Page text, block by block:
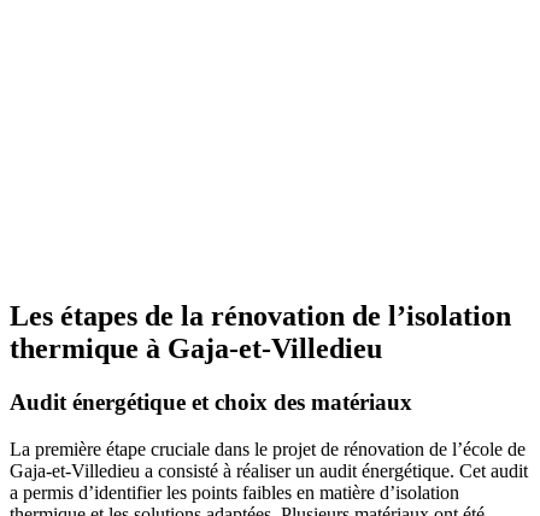
Les étapes de la rénovation de l’isolation
thermique à Gaja-et-Villedieu
Audit énergétique et choix des matériaux
La première étape cruciale dans le projet de rénovation de l’école de
Gaja-et-Villedieu a consisté à réaliser un audit énergétique. Cet audit
a permis d’identifier les points faibles en matière d’isolation